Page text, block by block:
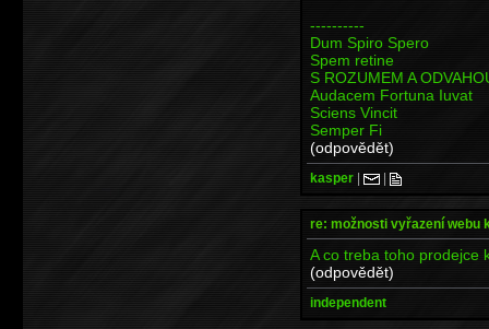
----------
Dum Spiro Spero
Spem retine
S ROZUMEM A
Audacem Fortuna Iuvat
Sciens Vincit
Semper Fi
(odpovědět)
kasper | |
re: možnosti vyřazení webu
A co treba toho prodejce
(odpovědět)
independent